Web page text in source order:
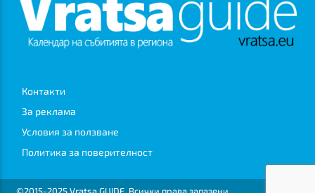
Контакти
За реклама
Условия за ползване
Политика за поверителност
©2015-2025 Vratsa GUIDE. Всички права запазени.